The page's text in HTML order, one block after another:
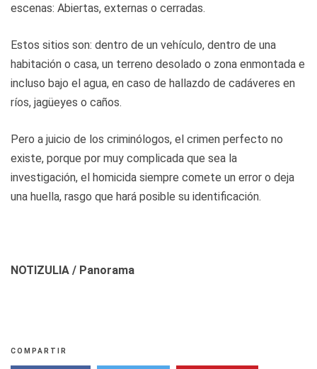
escenas: Abiertas, externas o cerradas.
Estos sitios son: dentro de un vehículo, dentro de una
habitación o casa, un terreno desolado o zona enmontada e
incluso bajo el agua, en caso de hallazdo de cadáveres en
ríos, jagüeyes o caños.
Pero a juicio de los criminólogos, el crimen perfecto no
existe, porque por muy complicada que sea la
investigación, el homicida siempre comete un error o deja
una huella, rasgo que hará posible su identificación.
NOTIZULIA / Panorama
COMPARTIR